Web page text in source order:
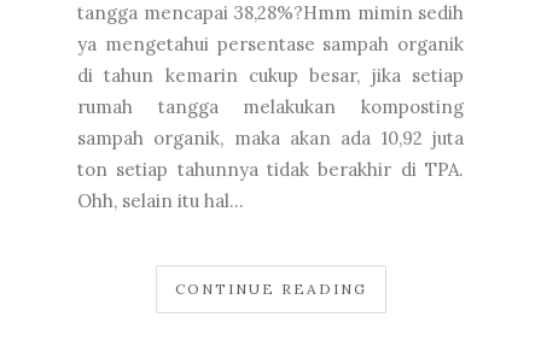
tangga mencapai 38,28%?Hmm mimin sedih
ya mengetahui persentase sampah organik
di tahun kemarin cukup besar, jika setiap
rumah tangga melakukan komposting
sampah organik, maka akan ada 10,92 juta
ton setiap tahunnya tidak berakhir di TPA.
Ohh, selain itu hal...
CONTINUE READING